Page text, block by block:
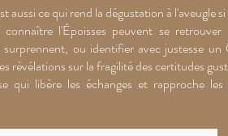
aussi ce qui rend la dégustation à l'aveugle
l'Époisses peuvent se retrouver
ou identifier avec justesse un
révélations sur la fragilité des certitudes
qui libère les échanges et rapproche